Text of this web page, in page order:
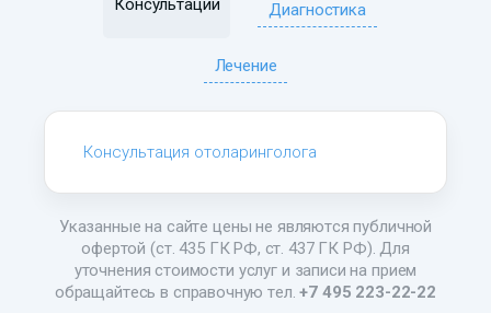
Консультации Диагностика
Лечение
Консультация отоларинголога
Указанные на сайте цены не являются публичной
офертой (ст. 435 ГК РФ, ст. 437 ГК РФ). Для
уточнения стоимости услуг и записи на прием
обращайтесь в справочную тел.+7 495 223-22-22